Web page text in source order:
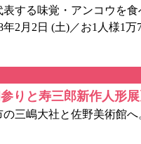
する味覚・アンコウを
2月2日 (土)／お1人様1万
参りと寿三郎新作人形
三嶋大社と佐野美術館へ